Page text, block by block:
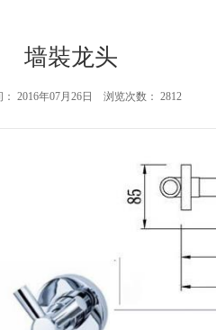
墙裝龙头
： 2016年07月26日 浏览次数： 2812